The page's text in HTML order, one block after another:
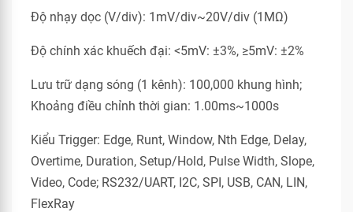
Độ nhạy dọc (V/div): 1mV/div~20V/div (1MΩ)
Độ chính xác khuếch đại: <5mV: ±3%, ≥5mV: ±2%
Lưu trữ dạng sóng (1 kênh): 100,000 khung hình;
Khoảng điều chỉnh thời gian: 1.00ms~1000s
Kiểu Trigger: Edge, Runt, Window, Nth Edge, Delay,
Overtime, Duration, Setup/Hold, Pulse Width, Slope,
Video, Code; RS232/UART, I2C, SPI, USB, CAN, LIN,
FlexRay